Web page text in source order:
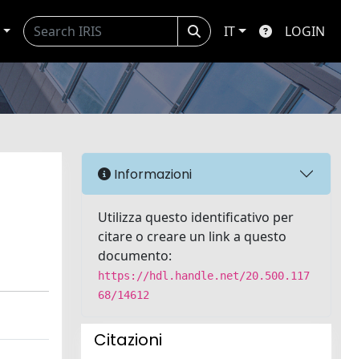
IT LOGIN
Informazioni
Utilizza questo identificativo per
citare o creare un link a questo
documento:
https://hdl.handle.net/20.500.117
68/14612
Citazioni